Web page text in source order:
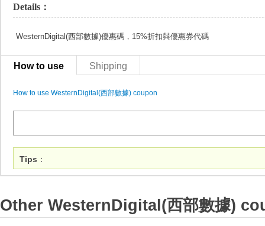
Details：
WesternDigital(西部數據)優惠碼，15%折扣與優惠券代碼
How to use Shipping
How to use WesternDigital(西部數據) coupon
Tips ：
Other WesternDigital(西部數據)